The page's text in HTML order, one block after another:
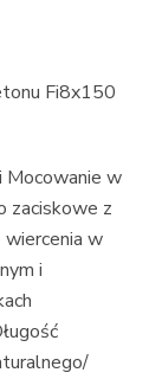
Fi8x150
Mocowanie w
zaciskowe z
w
i